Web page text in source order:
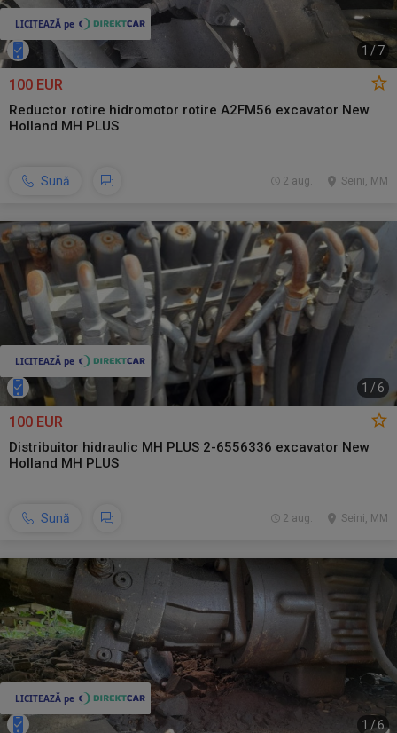
1 /7
100 EUR
Reductor rotire hidromotor rotire A2FM56 excavator New
Holland MH PLUS
Sună Seini, MM
2 aug.
1 / 6
100 EUR
Distribuitor hidraulic MH PLUS 2-6556336 excavator New
Holland MH PLUS
Sună Seini, MM
2 aug.
1 /6